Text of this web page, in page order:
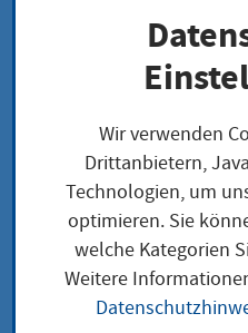
Klimaschutz
Umwelt und
Umgang mit
Umgang
Maßnahmen
Wir verwenden
Drittanbietern,
Technologien, um
optimieren. Sie
welche Kategorien
Weitere